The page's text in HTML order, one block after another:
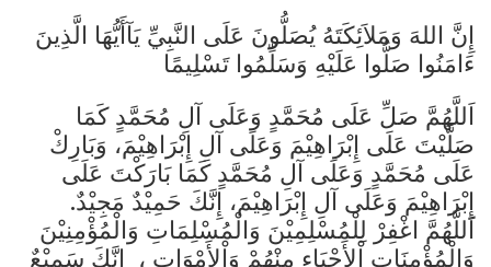
إِنَّ اللهَ وَمَلاَئِكَتَهُ يُصَلُّونَ عَلَى النَّبِيِّ يَآأَيُّهَا الَّذِينَ
ءَامَنُوا صَلُّوا عَلَيْهِ وَسَلِّمُوا تَسْلِيمًا
اَللَّهُمَّ صَلِّ عَلَى مُحَمَّدٍ وَعَلَى آلِ مُحَمَّدٍ كَمَا
صَلَّيْتَ عَلَى إِبْرَاهِيْمَ وَعَلَى آلِ إِبْرَاهِيْمَ، وَبَارِكْ
عَلَى مُحَمَّدٍ وَعَلَى آلِ مُحَمَّدٍ كَمَا بَارَكْتَ عَلَى
إِبْرَاهِيْمَ وَعَلَى آلِ إِبْرَاهِيْمَ، إِنَّكَ حَمِيْدٌ مَجِيْدٌ.
اَللَّهُمَّ اغْفِرْ لِلْمُسْلِمِيْنَ وَالْمُسْلِمَاتِ وَالْمُؤْمِنِيْنَ
وَالْمُؤْمِنَاتِ اْلأَحْيَاءِ مِنْهُمْ وَاْلأَمْوَاتِ ، إِنَّكَ سَمِيْعٌ